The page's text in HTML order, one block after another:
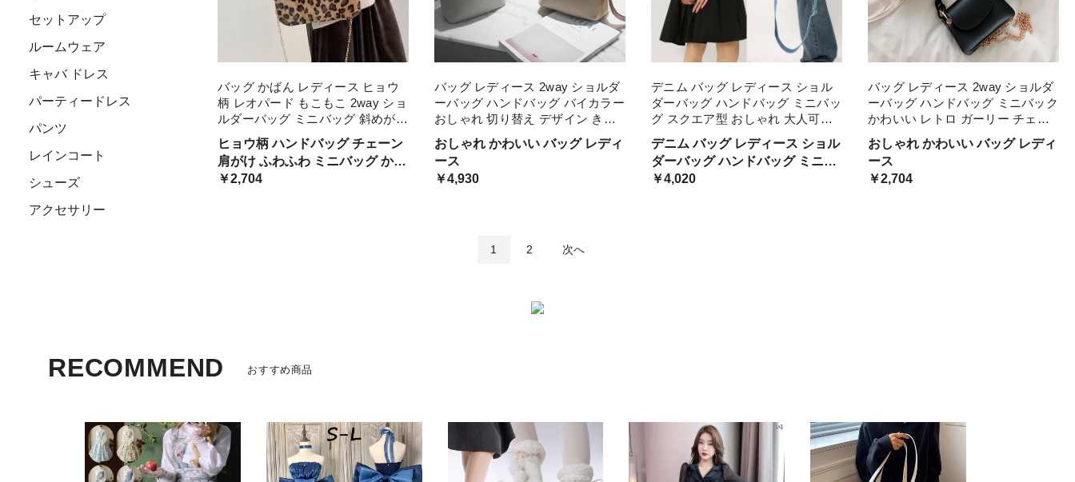
セットアップ
ルームウェア
キャバ ドレス
パーティードレス
パンツ
レインコート
シューズ
アクセサリー
ハンドバッグ
ショルダーバッグ
バッグ かばん レディース ヒョウ
柄 レオパード もこもこ 2way ショ
ルダーバッグ ミニバッグ 斜めがけ
鞄 チェーン 春 秋 冬 10代 20代 30
代 手提げ ハンドバッグ な 40代
ヒョウ柄 ハンドバッグ チェーン
肩がけ ふわふわ ミニバッグ かわ
いい
￥2,704
バッグ レディース 2way ショルダ
ーバッグ ハンドバッグ バイカラー
おしゃれ 切り替え デザイン きれ
いめ グレー イエロー 黄色 カーキ
こぶり 手提げ 斜めがけ バック エ
レ 肩がけ
おしゃれ かわいい バッグ レディ
ース
￥4,930
デニム バッグ レディース ショル
ダーバッグ ハンドバッグ ミニバッ
グ スクエア型 おしゃれ 大人可愛
い カジュアル 鞄 カバン 斜め掛け
手提げ 肩がけ メッセンジャーバッ
グ 小さい bag バック
デニム バッグ レディース ショル
ダーバッグ ハンドバッグ ミニバ
ッグ スクエア型 おしゃれ 大人可
￥4,020
バッグ レディース 2way ショルダ
ーバッグ ハンドバッグ ミニバック
かわいい レトロ ガーリー チェー
ン 個性的 小ぶり 手提げ 斜めがけ
肩がけ バック レザー メッセンジ
ャーバッグ ブ PU
おしゃれ かわいい バッグ レディ
ース
￥2,704
1 2 次へ
RECOMMEND おすすめ商品